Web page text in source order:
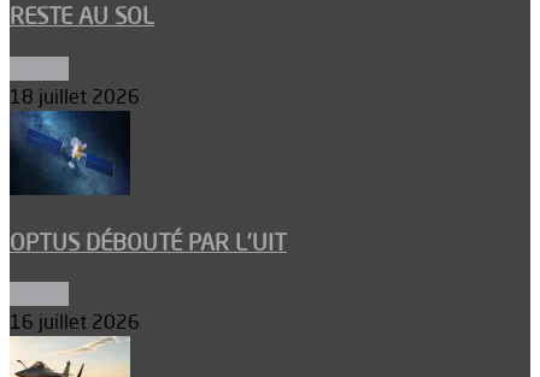
RESTE AU SOL
18 juillet 2026
OPTUS DÉBOUTÉ PAR L’UIT
16 juillet 2026